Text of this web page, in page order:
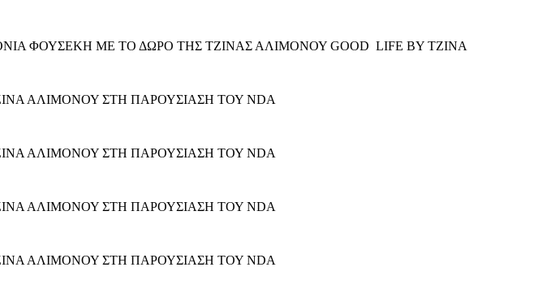
ΦΟΥΣΕΚΗ ΜΕ ΤΟ ΔΩΡΟ ΤΗΣ ΤΖΙΝΑΣ ΑΛΙΜΟΝΟΥ GOOD LIFE BY ΤΖΙΝΑ
ΑΛΙΜΟΝΟΥ ΣΤΗ ΠΑΡΟΥΣΙΑΣΗ ΤΟΥ NDA
ΑΛΙΜΟΝΟΥ ΣΤΗ ΠΑΡΟΥΣΙΑΣΗ ΤΟΥ NDA
ΑΛΙΜΟΝΟΥ ΣΤΗ ΠΑΡΟΥΣΙΑΣΗ ΤΟΥ NDA
ΑΛΙΜΟΝΟΥ ΣΤΗ ΠΑΡΟΥΣΙΑΣΗ ΤΟΥ NDA